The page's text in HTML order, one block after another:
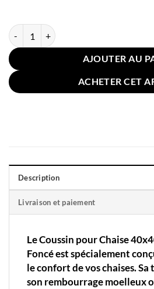
quantité de Coussin Pour Chaise
AJOUTER AU
ACHETER CET
Description
Livraison et paiement
Le Coussin pour Chaise
Foncé est spécialement
le confort de vos chaises.
son rembourrage moelleux